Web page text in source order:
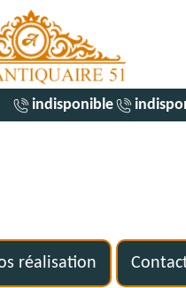
indisponible
réalisation